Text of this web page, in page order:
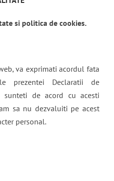
si politica de cookies.
va exprimati acordul fata
prezentei Declaratii de
sunteti de acord cu acesti
sa nu dezvaluiti pe acest
personal.